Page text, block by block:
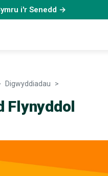
i'r Senedd →
Digwyddiadau
Flynyddol